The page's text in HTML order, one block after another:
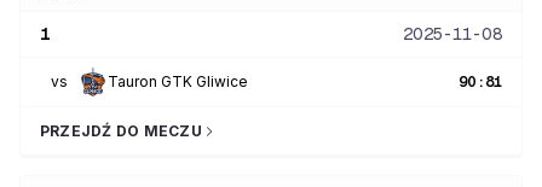
1 2025-11-08
vs Tauron GTK Gliwice 90 : 81
PRZEJDŹ DO MECZU